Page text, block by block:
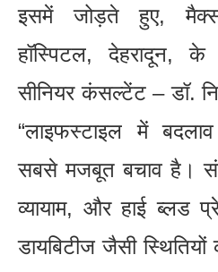
इसमें जोड़ते हुए, मैक्स
हॉस्पिटल, देहरादून, के
सीनियर कंसल्टेंट – डॉ.
“लाइफस्टाइल में
सबसे मजबूत बचाव है।
व्यायाम, और हाई ब्लड
डायबिटीज जैसी